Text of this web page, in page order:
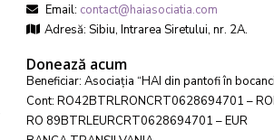
Email: contact@haiasociatia.com
Adresă: Sibiu, Intrarea Siretului, nr. 2A.
Donează acum
Beneficiar: Asociația “HAI din pantofi în
Cont: RO42BTRLRONCRT0628694701 –
RO 89BTRLEURCRT0628694701 – EUR